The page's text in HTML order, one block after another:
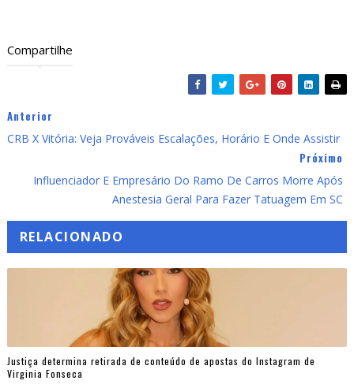
Compartilhe
Anterior
CRB X Vitória: Veja Prováveis Escalações, Horário E Onde Assistir
Próximo
Influenciador E Empresário Do Ramo De Carros Morre Após
Anestesia Geral Para Fazer Tatuagem Em SC
RELACIONADO
Justiça determina retirada de conteúdo de apostas do Instagram de
Virginia Fonseca